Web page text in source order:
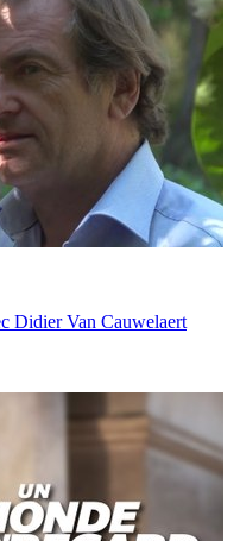
Didier Van Cauwelaert